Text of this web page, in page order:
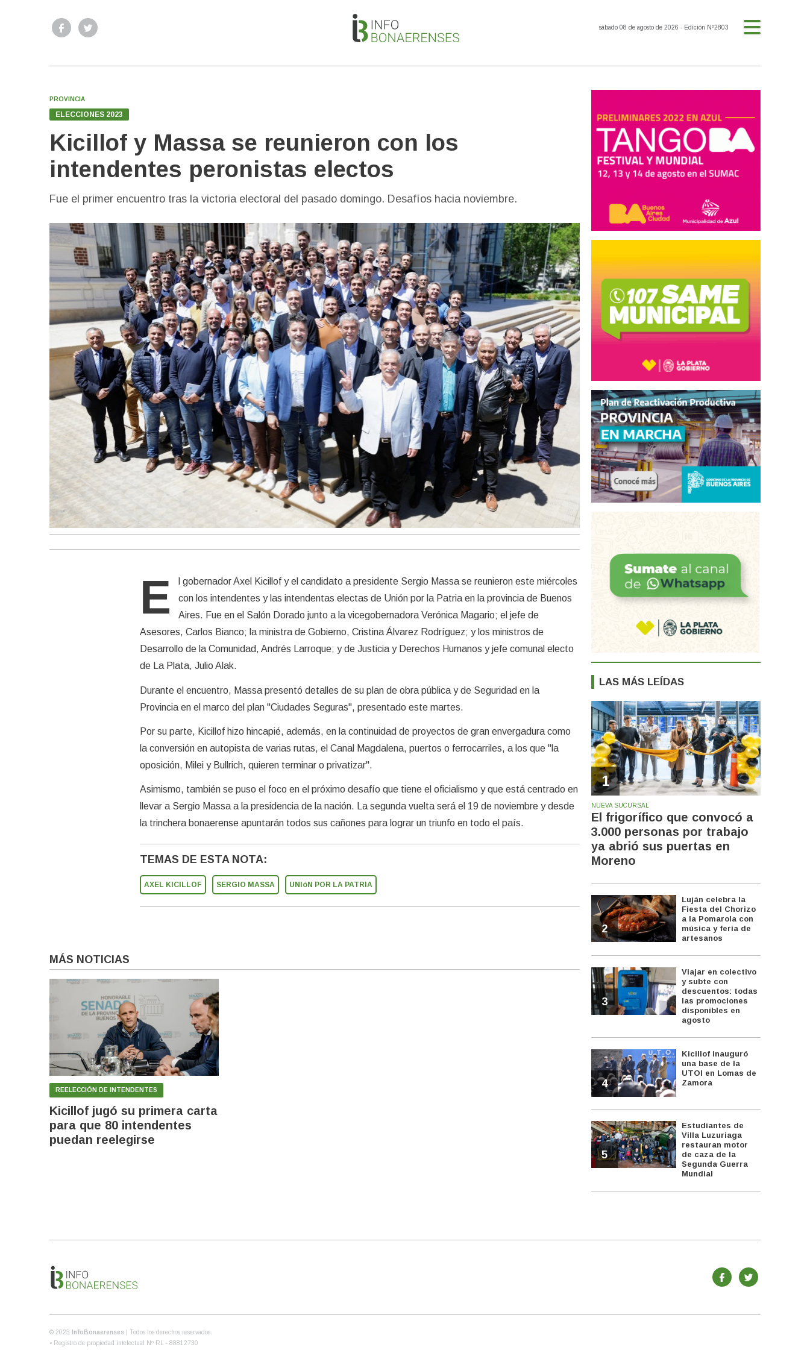
sábado 08 de agosto de 2026 - Edición Nº2803
PROVINCIA
ELECCIONES 2023
Kicillof y Massa se reunieron con los
intendentes peronistas electos
Fue el primer encuentro tras la victoria electoral del pasado domingo. Desafíos hacia noviembre.
E
l gobernador Axel Kicillof y el candidato a presidente Sergio Massa se reunieron este miércoles
con los intendentes y las intendentas electas de Unión por la Patria en la provincia de Buenos
Aires. Fue en el Salón Dorado junto a la vicegobernadora Verónica Magario; el jefe de
Asesores, Carlos Bianco; la ministra de Gobierno, Cristina Álvarez Rodríguez; y los ministros de
Desarrollo de la Comunidad, Andrés Larroque; y de Justicia y Derechos Humanos y jefe comunal electo
de La Plata, Julio Alak.
Durante el encuentro, Massa presentó detalles de su plan de obra pública y de Seguridad en la
Provincia en el marco del plan "Ciudades Seguras", presentado este martes.
Por su parte, Kicillof hizo hincapié, además, en la continuidad de proyectos de gran envergadura como
la conversión en autopista de varias rutas, el Canal Magdalena, puertos o ferrocarriles, a los que "la
oposición, Milei y Bullrich, quieren terminar o privatizar".
Asimismo, también se puso el foco en el próximo desafío que tiene el oficialismo y que está centrado en
llevar a Sergio Massa a la presidencia de la nación. La segunda vuelta será el 19 de noviembre y desde
la trinchera bonaerense apuntarán todos sus cañones para lograr un triunfo en todo el país.
TEMAS DE ESTA NOTA:
AXEL KICILLOF SERGIO MASSA UNIóN POR LA PATRIA
MÁS NOTICIAS
REELECCIÓN DE INTENDENTES
Kicillof jugó su primera carta
para que 80 intendentes
puedan reelegirse
LAS MÁS LEÍDAS
1
NUEVA SUCURSAL
El frigorífico que convocó a
3.000 personas por trabajo
ya abrió sus puertas en
Moreno
2
Luján celebra la
Fiesta del Chorizo
a la Pomarola con
música y feria de
artesanos
3
Viajar en colectivo
y subte con
descuentos: todas
las promociones
disponibles en
agosto
4
Kicillof inauguró
una base de la
UTOI en Lomas de
Zamora
5
Estudiantes de
Villa Luzuriaga
restauran motor
de caza de la
Segunda Guerra
Mundial
© 2023 InfoBonaerenses
| Todos los derechos reservados
• Registro de propiedad intelectual Nº RL - 88812730